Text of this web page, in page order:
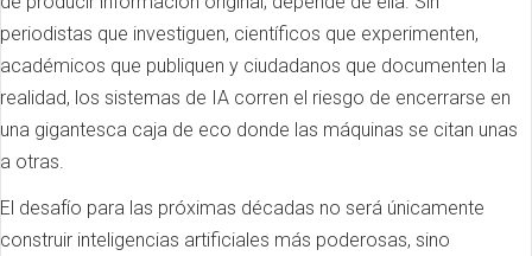
periodistas que investiguen, científicos que experimenten,
académicos que publiquen y ciudadanos que documenten la
realidad, los sistemas de IA corren el riesgo de encerrarse en
una gigantesca caja de eco donde las máquinas se citan unas
a otras.
El desafío para las próximas décadas no será únicamente
construir inteligencias artificiales más poderosas, sino